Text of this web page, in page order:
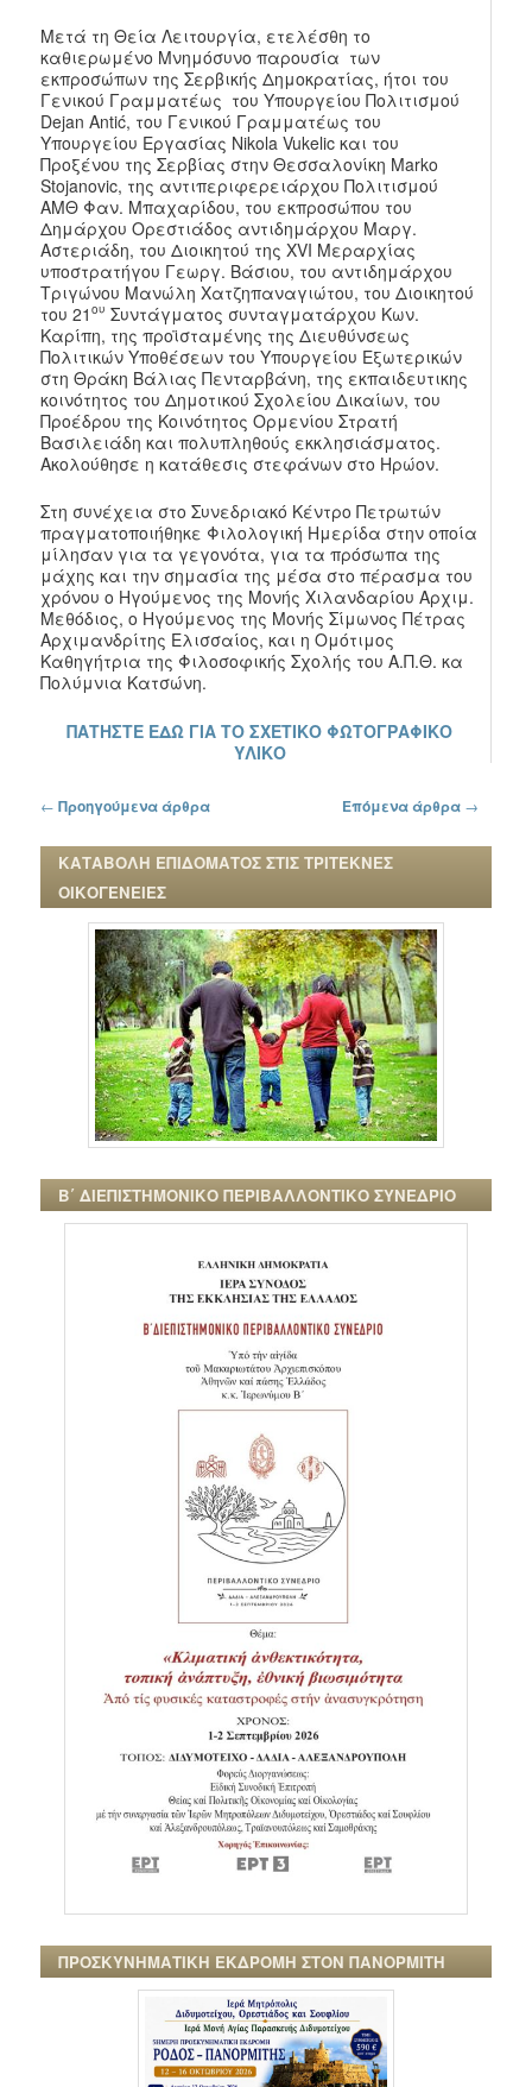
Μετά τη Θεία Λειτουργία, ετελέσθη το
καθιερωμένο Μνημόσυνο παρουσία των
εκπροσώπων της Σερβικής Δημοκρατίας, ήτοι του
Γενικού Γραμματέως του Υπουργείου Πολιτισμού
Dejan Antić, του Γενικού Γραμματέως του
Υπουργείου Εργασίας Nikola Vukelic και του
Προξένου της Σερβίας στην Θεσσαλονίκη Marko
Stojanovic, της αντιπεριφερειάρχου Πολιτισμού
ΑΜΘ Φαν. Μπαχαρίδου, του εκπροσώπου του
Δημάρχου Ορεστιάδος αντιδημάρχου Μαργ.
Αστεριάδη, του Διοικητού της XVI Μεραρχίας
υποστρατήγου Γεωργ. Βάσιου, του αντιδημάρχου
Τριγώνου Μανώλη Χατζηπαναγιώτου, του Διοικητού
του 21ου Συντάγματος συνταγματάρχου Κων.
Καρίπη, της προϊσταμένης της Διευθύνσεως
Πολιτικών Υποθέσεων του Υπουργείου Εξωτερικών
στη Θράκη Βάλιας Πενταρβάνη, της εκπαιδευτικης
κοινότητος του Δημοτικού Σχολείου Δικαίων, του
Προέδρου της Κοινότητος Ορμενίου Στρατή
Βασιλειάδη και πολυπληθούς εκκλησιάσματος.
Ακολούθησε η κατάθεσις στεφάνων στο Ηρώον.
Στη συνέχεια στο Συνεδριακό Κέντρο Πετρωτών
πραγματοποιήθηκε Φιλολογική Ημερίδα στην οποία
μίλησαν για τα γεγονότα, για τα πρόσωπα της
μάχης και την σημασία της μέσα στο πέρασμα του
χρόνου ο Ηγούμενος της Μονής Χιλανδαρίου Αρχιμ.
Μεθόδιος, ο Ηγούμενος της Μονής Σίμωνος Πέτρας
Αρχιμανδρίτης Ελισσαίος, και η Ομότιμος
Καθηγήτρια της Φιλοσοφικής Σχολής του Α.Π.Θ. κα
Πολύμνια Κατσώνη.
ΠΑΤΗΣΤΕ ΕΔΩ ΓΙΑ ΤΟ ΣΧΕΤΙΚΟ ΦΩΤΟΓΡΑΦΙΚΟ
ΥΛΙΚΟ
Πλοήγηση στα άρθρα
← Προηγούμενα άρθρα Επόμενα άρθρα →
ΚΑΤΑΒΟΛΗ ΕΠΙΔΟΜΑΤΟΣ ΣΤΙΣ ΤΡΙΤΕΚΝΕΣ
ΟΙΚΟΓΕΝΕΙΕΣ
Β΄ ΔΙΕΠΙΣΤΗΜΟΝΙΚΟ ΠΕΡΙΒΑΛΛΟΝΤΙΚΟ ΣΥΝΕΔΡΙΟ
ΠΡΟΣΚΥΝΗΜΑΤΙΚΗ ΕΚΔΡΟΜΗ ΣΤΟΝ ΠΑΝΟΡΜΙΤΗ